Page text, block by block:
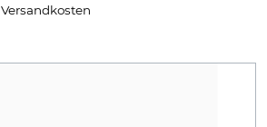
Versandkosten